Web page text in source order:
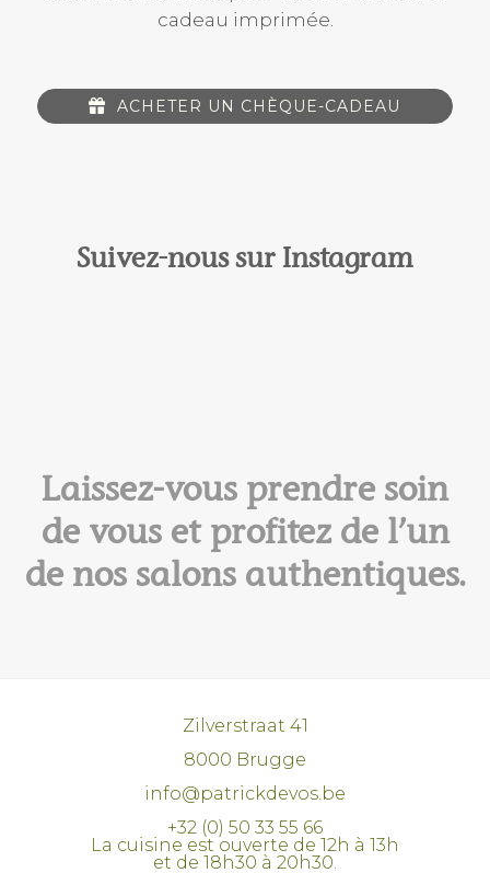
cadeau imprimée.
ACHETER UN CHÈQUE-CADEAU
Suivez-nous sur Instagram
Laissez-vous prendre soin
de vous et profitez de l’un
de nos salons authentiques.
Zilverstraat 41
8000 Brugge
info@patrickdevos.be
+32 (0) 50 33 55 66
La cuisine est ouverte de 12h à 13h
et de 18h30 à 20h30.